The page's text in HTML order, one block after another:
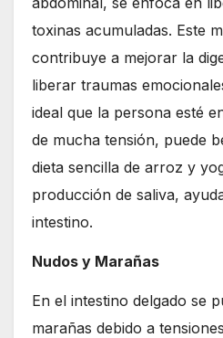
toxinas acumuladas. Este
contribuye a mejorar la
liberar traumas
ideal que la persona esté
de mucha tensión, puede
dieta sencilla de arroz y
producción de saliva,
intestino.
Nudos y Marañas
En el intestino delgado se
marañas debido a